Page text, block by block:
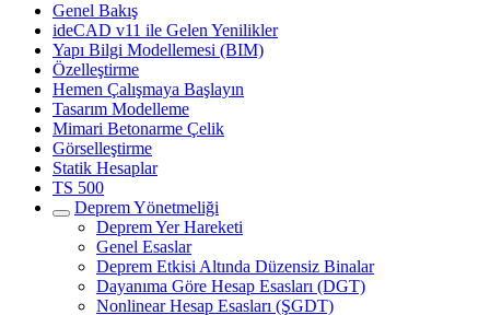
Genel Bakış
ideCAD v11 ile Gelen Yenilikler
Yapı Bilgi Modellemesi (BIM)
Özelleştirme
Hemen Çalışmaya Başlayın
Tasarım Modelleme
Mimari Betonarme Çelik
Görselleştirme
Statik Hesaplar
TS 500
Deprem Yönetmeliği
Deprem Yer Hareketi
Genel Esaslar
Deprem Etkisi Altında Düzensiz Binalar
Dayanıma Göre Hesap Esasları (DGT)
Nonlinear Hesap Esasları (ŞGDT)